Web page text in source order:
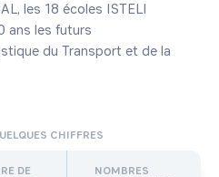
les 18 écoles ISTELI
ans les futurs
du Transport et de la
CHIFFRES
DE
NOMBRES